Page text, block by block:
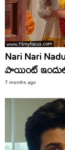
Nari Nari
పాయింట్‌
7 months ago